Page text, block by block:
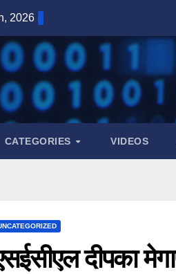
2026
CATEGORIES VIDEOS
दीपका